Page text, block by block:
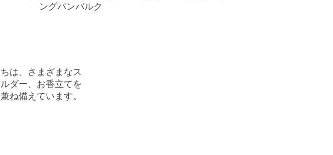
ングパンバルク
は、さまざまなス
ダー、お香立てを
ね備えています。